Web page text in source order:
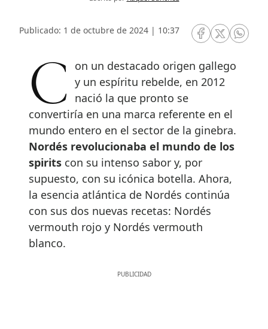
Publicado: 1 de octubre de 2024 | 10:37
RRSS Facebook
RRSSRRSS
Con un destacado origen gallego
y un espíritu rebelde, en 2012
nació la que pronto se
convertiría en una marca referente en el
mundo entero en el sector de la ginebra.
Nordés revolucionaba el mundo de los
spirits con su intenso sabor y, por
supuesto, con su icónica botella. Ahora,
la esencia atlántica de Nordés continúa
con sus dos nuevas recetas: Nordés
vermouth rojo y Nordés vermouth
blanco.